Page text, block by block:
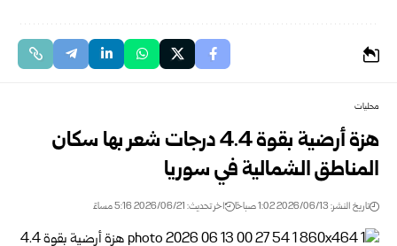
محليات
هزة أرضية بقوة 4.4 درجات شعر بها سكان
المناطق الشمالية في سوريا
تاريخ النشر: 2026/06/13 1:02 صباحًا اخر تحديث: 2026/06/21 5:16 مساءً